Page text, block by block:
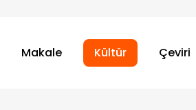
Makale Kültür Çeviri